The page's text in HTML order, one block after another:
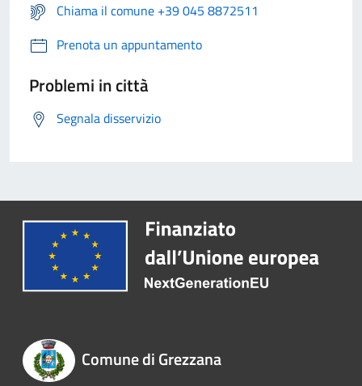
Chiama il comune +39 045 8872511
Prenota un appuntamento
Problemi in città
Segnala disservizio
Comune di Grezzana